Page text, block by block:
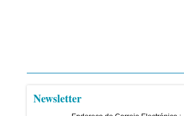
Newsletter